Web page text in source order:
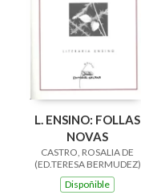
L. ENSINO: FOLLAS
NOVAS
CASTRO, ROSALIA DE
(ED.TERESA BERMUDEZ)
Dispoñible